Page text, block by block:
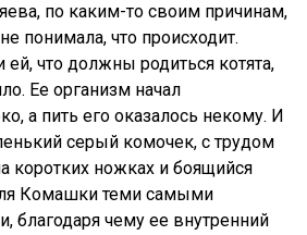
по каким-то своим причинам,
понимала, что происходит.
что должны родиться котята,
Ее организм начал
а пить его оказалось некому. И
серый комочек, с трудом
коротких ножках и боящийся
Комашки теми самыми
благодаря чему ее внутренний